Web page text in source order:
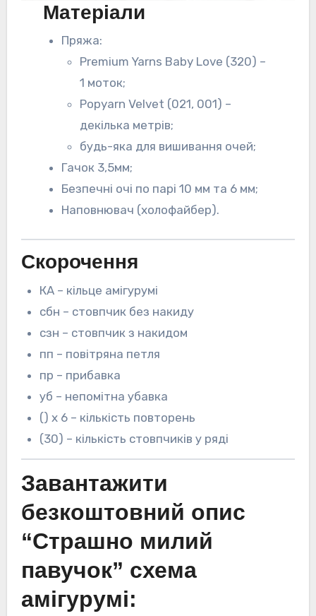
Матеріали
Пряжа:
Premium Yarns Baby Love (320) –
1 моток;
Popyarn Velvet (021, 001) –
декілька метрів;
будь-яка для вишивання очей;
Гачок 3,5мм;
Безпечні очі по парі 10 мм та 6 мм;
Наповнювач (холофайбер).
Скорочення
КА – кільце амігурумі
сбн – стовпчик без накиду
сзн – стовпчик з накидом
пп – повітряна петля
пр – прибавка
уб – непомітна убавка
() х 6 – кількість повторень
(30) – кількість стовпчиків у ряді
Завантажити
безкоштовний опис
“Страшно милий
павучок” схема
амігурумі: